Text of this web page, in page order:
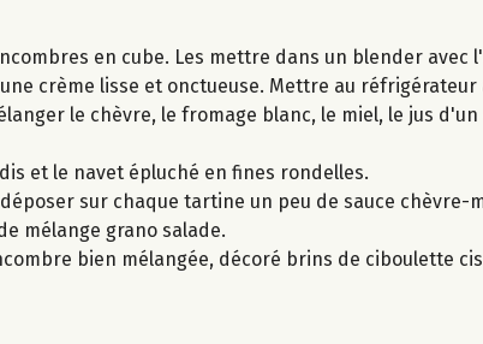
en cube. Les mettre dans un blender
crème lisse et onctueuse. Mettre au réfrigérateur
le chèvre, le fromage blanc, le miel, le jus
et le navet épluché en fines rondelles.
sur chaque tartine un peu de sauce
mélange grano salade.
bien mélangée, décoré brins de ciboulette